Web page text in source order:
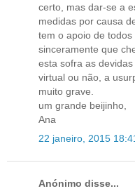
certo, mas dar-se a
medidas por causa
tem o apoio de
sinceramente que
esta sofra as
virtual ou não, a
muito grave.
um grande beijinho,
Ana
22 janeiro, 2015
Anónimo disse...